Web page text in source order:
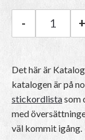
Rauma
- +
Det här är
katalogen är på
stickordlistasom
med
väl kommit igång.